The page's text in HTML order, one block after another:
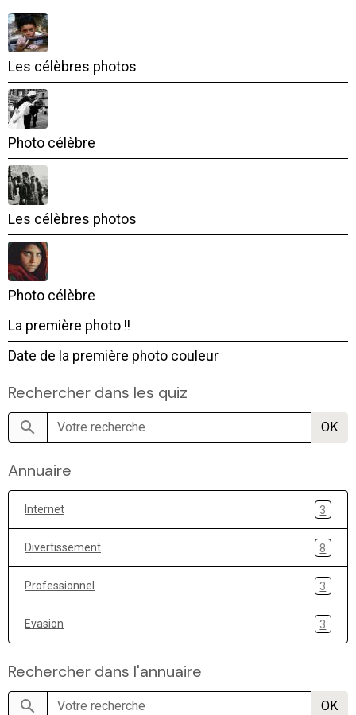
Les célèbres photos
Photo célèbre
Les célèbres photos
Photo célèbre
La première photo !!
Date de la première photo couleur
Rechercher dans les quiz
OK
Annuaire
Internet 3
Divertissement 8
Professionnel 3
Evasion 3
Rechercher dans l'annuaire
OK